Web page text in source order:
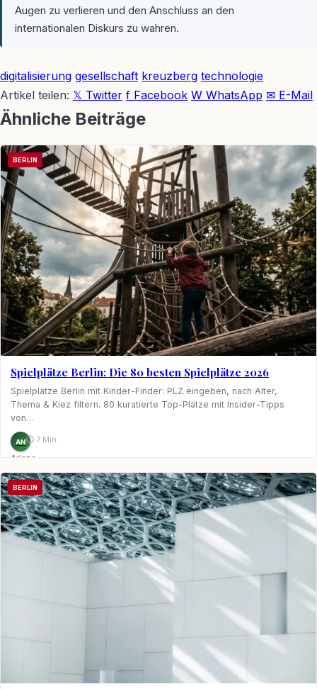
Augen zu verlieren und den Anschluss an den
internationalen Diskurs zu wahren.
digitalisierung gesellschaft kreuzberg technologie
Artikel teilen: 𝕏 Twitter f Facebook W WhatsApp ✉ E-Mail
Ähnliche Beiträge
BERLIN
Spielplätze Berlin: Die 80 besten Spielplätze 2026
Spielplätze Berlin mit Kinder-Finder: PLZ eingeben, nach Alter,
Thema & Kiez filtern. 80 kuratierte Top-Plätze mit Insider-Tipps
von…
AN
Ariane
Nagel
⏱ 7 Min.
BERLIN